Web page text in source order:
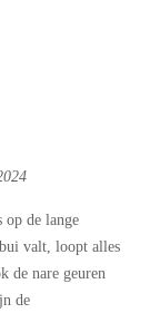
op de lange
valt, loopt alles
de nare geuren
de